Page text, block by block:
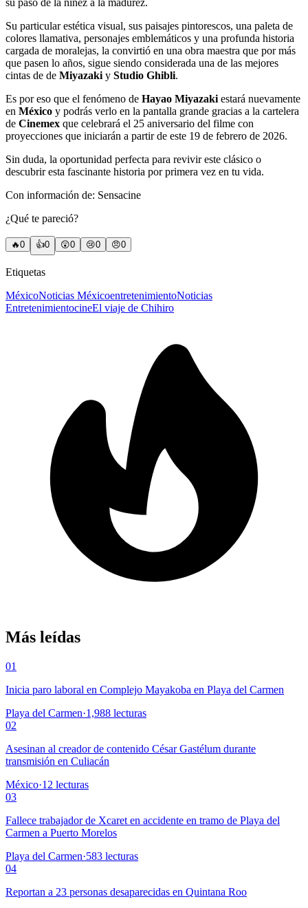
su paso de la niñez a la madurez.
Su particular estética visual, sus paisajes pintorescos, una paleta de
colores llamativa, personajes emblemáticos y una profunda historia
cargada de moralejas, la convirtió en una obra maestra que por más
que pasen lo años, sigue siendo considerada una de las mejores
cintas de de Miyazaki y Studio Ghibli.
Es por eso que el fenómeno de Hayao Miyazaki estará nuevamente
en México y podrás verlo en la pantalla grande gracias a la cartelera
de Cinemex que celebrará el 25 aniversario del filme con
proyecciones que iniciarán a partir de este 19 de febrero de 2026.
Sin duda, la oportunidad perfecta para revivir este clásico o
descubrir esta fascinante historia por primera vez en tu vida.
Con información de: Sensacine
¿Qué te pareció?
🔥0 👍0 😲0 😢0 😠0
Etiquetas
MéxicoNoticias MéxicoentretenimientoNoticias
EntretenimientocineEl viaje de Chihiro
Más leídas
01
Inicia paro laboral en Complejo Mayakoba en Playa del Carmen
Playa del Carmen·1,988 lecturas
02
Asesinan al creador de contenido César Gastélum durante
transmisión en Culiacán
México·12 lecturas
03
Fallece trabajador de Xcaret en accidente en tramo de Playa del
Carmen a Puerto Morelos
Playa del Carmen·583 lecturas
04
Reportan a 23 personas desaparecidas en Quintana Roo